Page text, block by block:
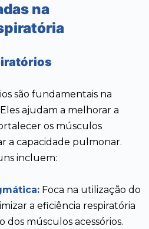
na
são fundamentais na
ajudam a melhorar a
os músculos
a capacidade pulmonar.
incluem:
Foca na utilização do
a eficiência respiratória
dos músculos acessórios.